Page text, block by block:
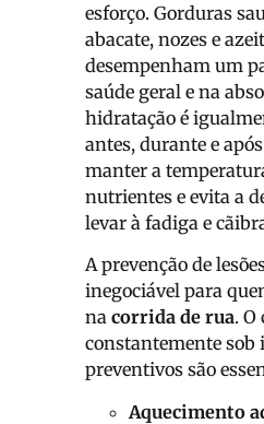
esforço. Gorduras
abacate, nozes e
desempenham um
saúde geral e na
hidratação é
antes, durante e
manter a
nutrientes e evita a
levar à fadiga e
A prevenção de
inegociável para
na corrida de rua. O
constantemente sob
preventivos são
Aquecimento